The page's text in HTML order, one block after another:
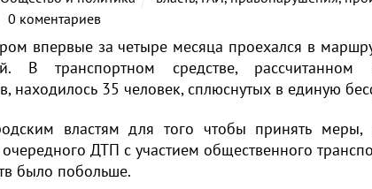
0 коментариев
впервые за четыре месяца проехался в
В транспортном средстве,
находилось 35 человек, сплюснутых в единую
властям для того чтобы принять меры,
ДТП с участием общественного
было побольше.